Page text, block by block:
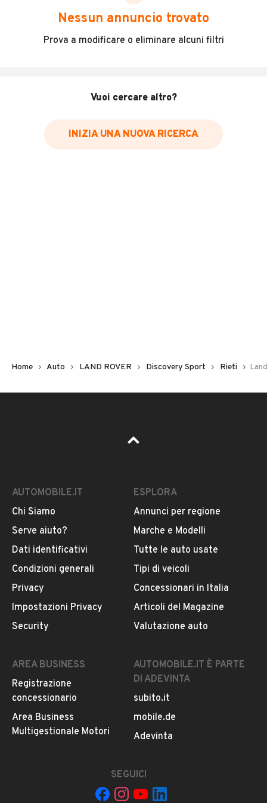
scegliere in modo trasparente e sicuro, come:
Incidenti in cui è stato coinvolto il veicolo
Data e luogo delle revisioni effettuate
Inserisci il numero di targa per verificare la disponibilità
Pubblicità
DESCRIZIONE
Rientro aziendale, con cronologia manutentiva del
in ottime condizioni generali! Vettura dotata di: volante
lega r°18, cruise control, specchietti retrovisori
riscaldabili e ripieghevoli elettronicamente, fari
fendinebbia, metallizzato. Soluzione finanziaria
personalizzata. Garanzia 12 mesi, con possibilità di
estensione.
BRESCHI DIVISIONE CAR OUTLET
LEGGI TUTTO
INFORMAZIONI VEICOLO
Nessun annuncio trovato
Prova a modificare o eliminare alcuni filtri
Vuoi cercare altro?
INIZIA UNA NUOVA RICERCA
Home Auto LAND ROVER Discovery Sport Rieti
AUTOMOBILE.IT
Chi Siamo
Serve aiuto?
Dati identificativi
Condizioni generali
Privacy
Impostazioni Privacy
Security
ESPLORA
Annunci per regione
Marche e Modelli
Tutte le auto usate
Tipi di veicoli
Concessionari in Italia
Articoli del Magazine
Valutazione auto
AREA BUSINESS
Registrazione
concessionario
Area Business
Multigestionale Motori
AUTOMOBILE.IT È PARTE
DI ADEVINTA
subito.it
mobile.de
Adevinta
SEGUICI